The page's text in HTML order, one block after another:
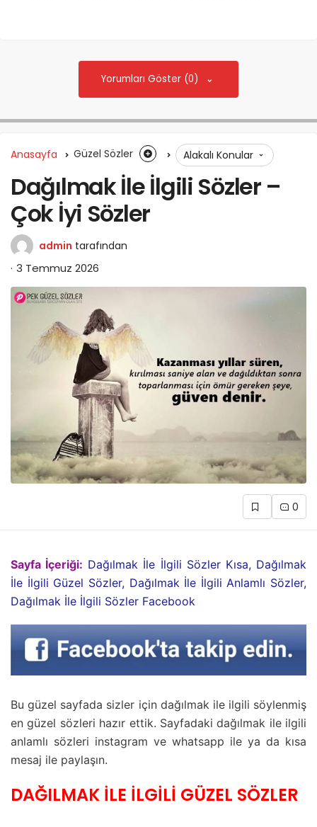
Yorumları Göster (0)
Anasayfa Güzel Sözler Alakalı Konular
Dağılmak İle İlgili Sözler –
Çok İyi Sözler
admin tarafından
3 Temmuz 2026
0
Sayfa İçeriği: Dağılmak İle İlgili Sözler Kısa, Dağılmak
İle İlgili Güzel Sözler, Dağılmak İle İlgili Anlamlı Sözler,
Dağılmak İle İlgili Sözler Facebook
Bu güzel sayfada sizler için dağılmak ile ilgili söylenmiş
en güzel sözleri hazır ettik. Sayfadaki dağılmak ile ilgili
anlamlı sözleri instagram ve whatsapp ile ya da kısa
mesaj ile paylaşın.
DAĞILMAK İLE İLGİLİ GÜZEL SÖZLER